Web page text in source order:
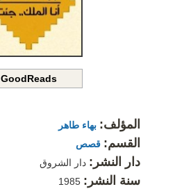
GoodReads
المؤلف: بهاء طاهر
القسم: قصص
دار النشر: دار الشروق
سنة النشر: